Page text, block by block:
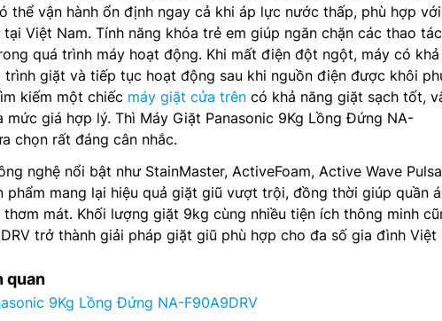
thể vận hành ổn định ngay cả khi áp lực nước thấp, phù hợp
Việt Nam. Tính năng khóa trẻ em giúp ngăn chặn các thao tác
quá trình máy hoạt động. Khi mất điện đột ngột, máy có khả
trình giặt và tiếp tục hoạt động sau khi nguồn điện được khôi
kiếm một chiếc máy giặt cửa trên có khả năng giặt sạch tốt,
mức giá hợp lý. Thì Máy Giặt Panasonic 9Kg Lồng Đứng NA-
chọn rất đáng cân nhắc.
nghệ nổi bật như StainMaster, ActiveFoam, Active Wave
phẩm mang lại hiệu quả giặt giũ vượt trội, đồng thời giúp quần
thơm mát. Khối lượng giặt 9kg cùng nhiều tiện ích thông minh
trở thành giải pháp giặt giũ phù hợp cho đa số gia đình Việt
quan
9Kg Lồng Đứng NA-F90A9DRV